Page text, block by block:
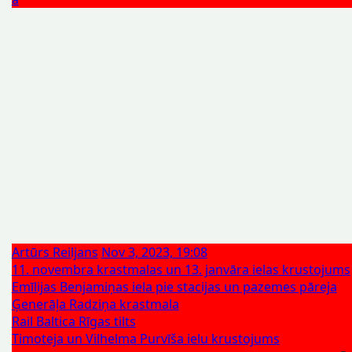
Artūrs Reiljans Nov 3, 2023, 19:08
11. novembra krastmalas un 13. janvāra ielas krustojums
Emīlijas Benjamiņas iela pie stacijas un pazemes pāreja
Ģenerāļa Radziņa krastmala
Rail Baltica Rīgas tilts
Timoteja un Vilhelma Purvīša ielu krustojums